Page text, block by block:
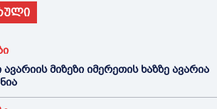
ავარიის მიზეზი იმერეთის ხაზზე ავარია